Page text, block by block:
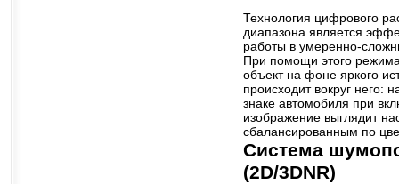
Технология цифрового
диапазона является
работы в умеренно-
При помощи этого
объект на фоне яркого
происходит вокруг
знаке автомобиля при
изображение выглядит
сбалансированным по
Система
(2D/3DNR)